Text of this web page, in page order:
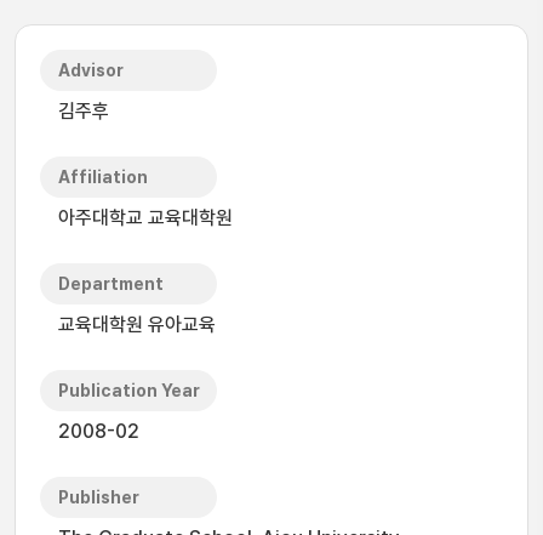
Advisor
김주후
Affiliation
아주대학교 교육대학원
Department
교육대학원 유아교육
Publication Year
2008-02
Publisher